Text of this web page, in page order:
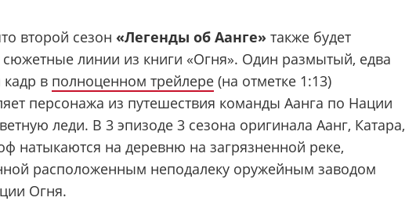
второй сезон «Легенды об Аанге» также будет
линии из книги «Огня». Один размытый, едва
в полноценном трейлере (на отметке 1:13)
персонажа из путешествия команды Аанга по Нации
леди. В 3 эпизоде ​​3 сезона оригинала Аанг, Катара,
натыкаются на деревню на загрязненной реке,
расположенным неподалеку оружейным заводом
Огня.